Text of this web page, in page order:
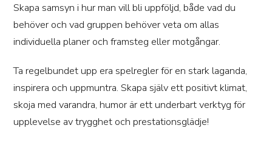
Skapa samsyn i hur man vill bli uppföljd, både vad du
behöver och vad gruppen behöver veta om allas
individuella planer och framsteg eller motgångar.
Ta regelbundet upp era spelregler för en stark laganda,
inspirera och uppmuntra. Skapa själv ett positivt klimat,
skoja med varandra, humor är ett underbart verktyg för
upplevelse av trygghet och prestationsglädje!